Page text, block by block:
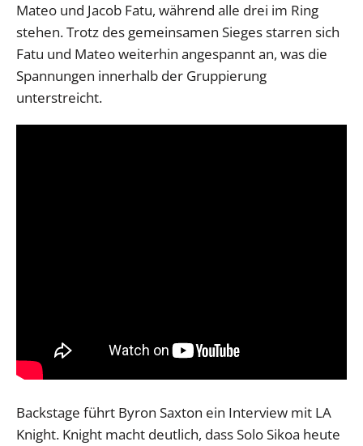
Mateo und Jacob Fatu, während alle drei im Ring
stehen. Trotz des gemeinsamen Sieges starren sich
Fatu und Mateo weiterhin angespannt an, was die
Spannungen innerhalb der Gruppierung
unterstreicht.
Backstage führt Byron Saxton ein Interview mit LA
Knight. Knight macht deutlich, dass Solo Sikoa heute